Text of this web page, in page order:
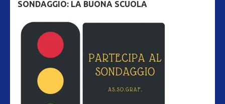
SONDAGGIO: LA BUONA SCUOLA